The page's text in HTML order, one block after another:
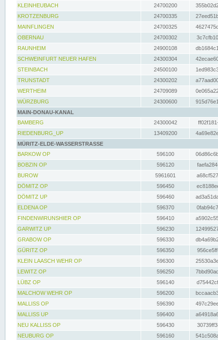
KLEINHEUBACH 24700200
KROTZENBURG
24700335
MAINFLINGEN
24700325
OBERNAU
24700302
RAUNHEIM
24900108
SCHWEINFURT NEUER HAFEN
24300304
STEINBACH
24500100
TRUNSTADT
24300202
WERTHEIM
24709089
WÜRZBURG
24300600
MAIN-DONAU-KANAL
BAMBERG
24300042
RIEDENBURG_UP
13409200
MÜRITZ-ELDE-WASSERSTRASSE
BARKOW OP
596100
BOBZIN OP
596120
BUROW
5961601
DÖMITZ OP
596450
DÖMITZ UP
596460
ELDENA OP
596370
FINDENWIRUNSHIER OP
596410
GARWITZ UP
596230
GRABOW OP
596330
GÜRITZ OP
596350
KLEIN LAASCH WEHR OP
596300
LEWITZ OP
596250
LÜBZ OP
596140
MALCHOW WEHR OP
596200
MALLISS OP
596390
MALLISS UP
596400
NEU KALLISS OP
596430
NEUBURG OP
596160